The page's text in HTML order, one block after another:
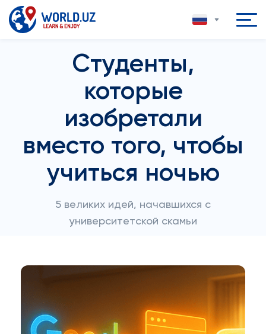
Студенты,
которые
изобретали
вместо того, чтобы
учиться ночью
5 великих идей, начавшихся с
университетской скамьи